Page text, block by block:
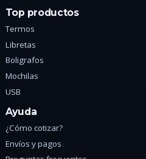
Top productos
Termos
Libretas
Boligrafos
Mochilas
USB
Ayuda
¿Cómo cotizar?
Envíos y pagos